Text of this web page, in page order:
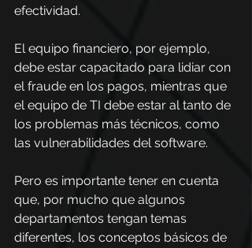
efectividad.
El equipo financiero, por ejemplo,
debe estar capacitado para lidiar con
el fraude en los pagos, mientras que
el equipo de TI debe estar al tanto de
los problemas más técnicos, como
las vulnerabilidades del software.
Pero es importante tener en cuenta
que, por mucho que algunos
departamentos tengan temas
diferentes, los conceptos básicos de